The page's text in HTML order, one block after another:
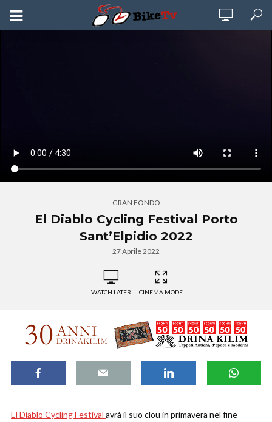
GRAN FONDO
El Diablo Cycling Festival Porto
Sant’Elpidio 2022
27 Aprile 2022
WATCH LATER CINEMA MODE
El Diablo Cycling Festival avrà il suo clou in primavera nel fine